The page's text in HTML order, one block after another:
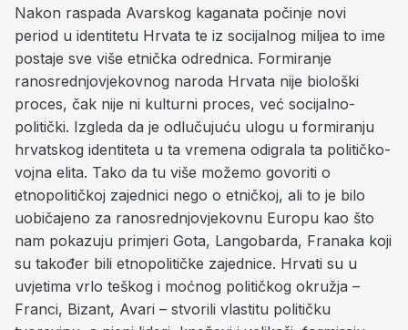
Nakon raspada Avarskog kaganata počinje novi
period u identitetu Hrvata te iz socijalnog miljea to ime
postaje sve više etnička odrednica. Formiranje
ranosrednjovjekovnog naroda Hrvata nije biološki
proces, čak nije ni kulturni proces, već socijalno-
politički. Izgleda da je odlučujuću ulogu u formiranju
hrvatskog identiteta u ta vremena odigrala ta političko-
vojna elita. Tako da tu više možemo govoriti o
etnopolitičkoj zajednici nego o etničkoj, ali to je bilo
uobičajeno za ranosrednjovjekovnu Europu kao što
nam pokazuju primjeri Gota, Langobarda, Franaka koji
su također bili etnopolitičke zajednice. Hrvati su u
uvjetima vrlo teškog i moćnog političkog okružja –
Franci, Bizant, Avari – stvorili vlastitu političku